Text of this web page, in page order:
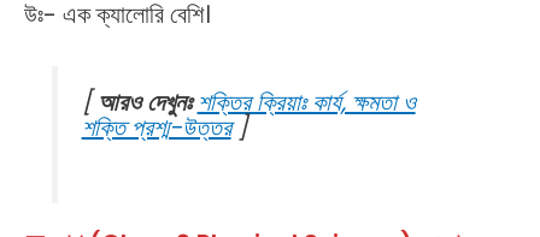
উঃ- এক ক্যালোরি বেশি।
[ আরও দেখুনঃশক্তির ক্রিয়াঃ কার্য, ক্ষমতা ও
শক্তি প্রশ্ম-উত্তর]